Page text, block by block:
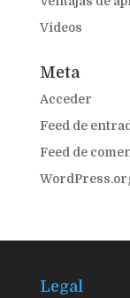
Videos
Meta
Acceder
Feed de
Feed de
Legal